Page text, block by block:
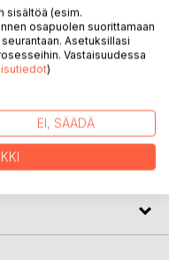
epäilyttävissä oloissa,
suoraviivaiselta.
Mason "Mac"
todella tapahtui.
sisältöä (esim.
osapuolen suorittamaan
Asetuksillasi
Vastaisuudessa
)
EI, SÄÄDÄ